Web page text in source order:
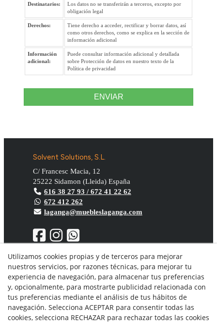
Destinatarios:
Los datos no se transferirán a terceros, excepto por
obligación legal
Derechos:
Tiene derecho a acceder, rectificar y borrar datos, así
como otros derechos, como se explica en la sección de
información adicional
Información
adicional:
Puede consultar información adicional y detallada
sobre Protección de datos en nuestro texto de la
Política de privacidad
ENVIAR
Solvent Solutions, S.L.
C/ Francesc Macia, 12
25222 Sidamon (Lleida) España
616 38 27 93 / 672 41 22 62
672 412 262
laganga@muebleslaganga.com
Aviso Legal
Política de privacidad
Política Cookies
Condiciones generales de compra
Derecho de desistimiento
Utilizamos cookies propias y de terceros para mejorar
nuestros servicios, por razones técnicas, para mejorar tu
experiencia de navegación, para almacenar tus preferencias
y, opcionalmente, para mostrarte publicidad relacionada con
tus preferencias mediante el análisis de tus hábitos de
navegación. Selecciona ACEPTAR para consentir todas las
cookies, selecciona RECHAZAR para rechazar todas las cookies